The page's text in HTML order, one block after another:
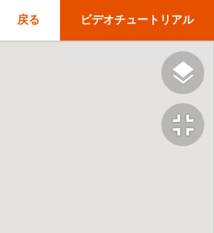
ビデオチュートリアル
戻る
fullscreen_exit